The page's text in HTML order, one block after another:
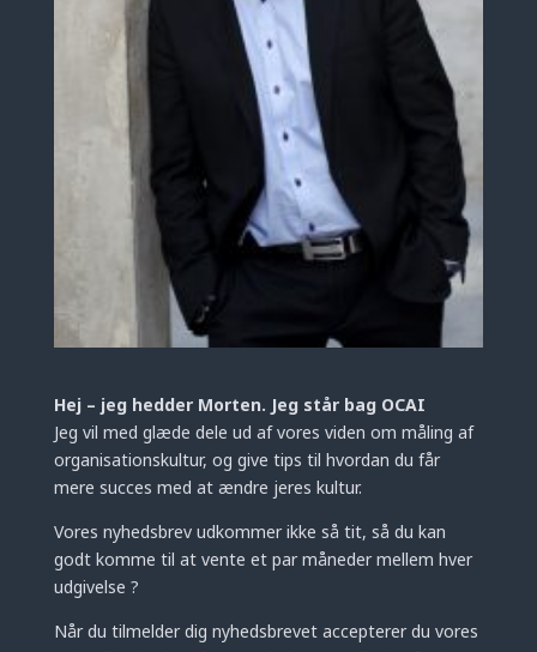
Hej – jeg hedder Morten. Jeg står bag OCAI
Jeg vil med glæde dele ud af vores viden om måling af
organisationskultur, og give tips til hvordan du får
mere succes med at ændre jeres kultur.
Vores nyhedsbrev udkommer ikke så tit, så du kan
godt komme til at vente et par måneder mellem hver
udgivelse ?
Når du tilmelder dig nyhedsbrevet accepterer du vores